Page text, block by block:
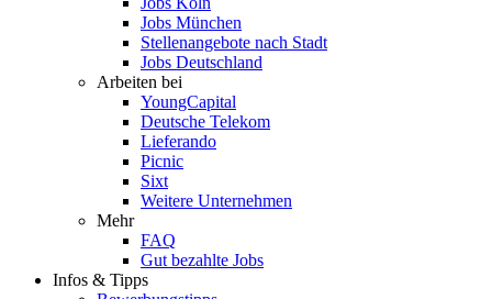
Jobs München
Stellenangebote nach Stadt
Jobs Deutschland
Arbeiten bei
YoungCapital
Deutsche Telekom
Lieferando
Picnic
Sixt
Weitere Unternehmen
Mehr
FAQ
Gut bezahlte Jobs
Infos & Tipps